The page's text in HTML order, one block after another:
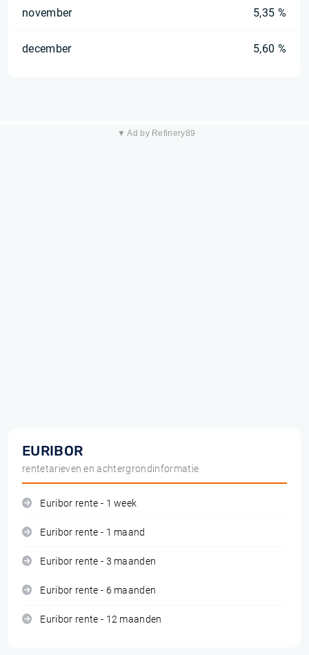
november 5,35 %
december 5,60 %
▼ Ad by Refinery89
EURIBOR
rentetarieven en achtergrondinformatie
Euribor rente - 1 week
Euribor rente - 1 maand
Euribor rente - 3 maanden
Euribor rente - 6 maanden
Euribor rente - 12 maanden